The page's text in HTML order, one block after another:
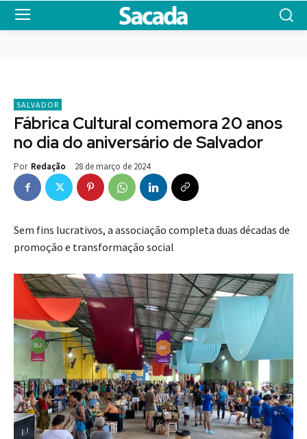
SALVADOR
Fábrica Cultural comemora 20 anos
no dia do aniversário de Salvador
Por Redação 28 de março de 2024
Sem fins lucrativos, a associação completa duas décadas de
promoção e transformação social